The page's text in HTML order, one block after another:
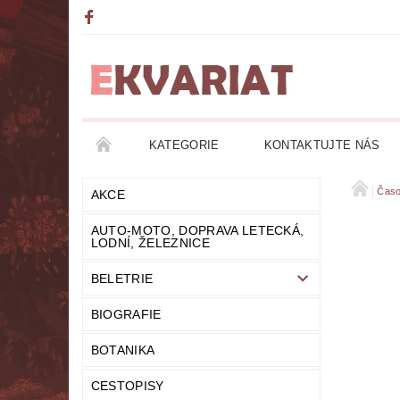
KATEGORIE KONTAKTUJTE NÁS
AKCE AUTO-MOTO, DOPRAVA LETECKÁ,
DETEKTIVKY DIVADLO
FANTASY
LITERATURA
AKCE
AUTO-MOTO, DOPRAVA LETECKÁ,
LODNÍ, ŽELEZNICE
BELETRIE
BIOGRAFIE
BOTANIKA
CESTOPISY